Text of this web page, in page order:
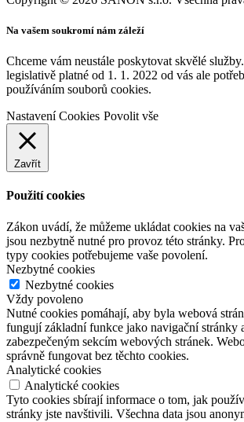
Na vašem soukromí nám záleží
Chceme vám neustále poskytovat skvělé
legislativě platné od 1. 1. 2022 od vás ale
používáním souborů cookies.
Nastavení Cookies Povolit vše
Zavřít
Použití cookies
Zákon uvádí, že můžeme ukládat cookies na
jsou nezbytně nutné pro provoz této stránky.
typy cookies potřebujeme vaše povolení.
Nezbytné cookies
Nezbytné cookies
Vždy povoleno
Nutné cookies pomáhají, aby byla webová
fungují základní funkce jako navigační stránky
zabezpečeným sekcím webových stránek.
správně fungovat bez těchto cookies.
Analytické cookies
Analytické cookies
Tyto cookies sbírají informace o tom, jak
stránky jste navštivili. Všechna data jsou